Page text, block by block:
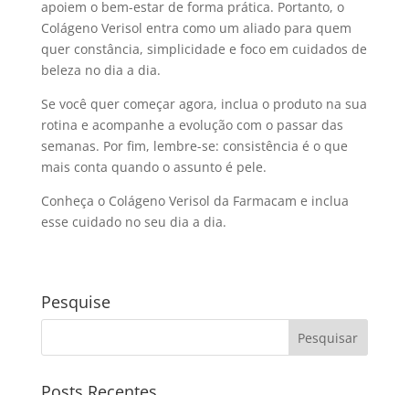
apoiem o bem-estar de forma prática. Portanto, o
Colágeno Verisol entra como um aliado para quem
quer constância, simplicidade e foco em cuidados de
beleza no dia a dia.
Se você quer começar agora, inclua o produto na sua
rotina e acompanhe a evolução com o passar das
semanas. Por fim, lembre-se: consistência é o que
mais conta quando o assunto é pele.
Conheça o Colágeno Verisol da Farmacam e inclua
esse cuidado no seu dia a dia.
Pesquise